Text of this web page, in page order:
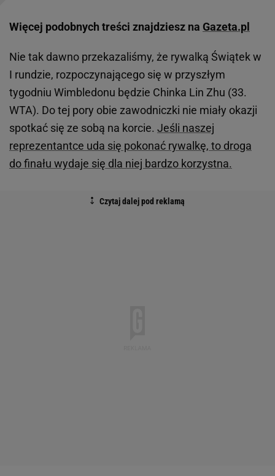
Więcej podobnych treści znajdziesz na Gazeta.pl
Nie tak dawno przekazaliśmy, że rywalką Świątek w
I rundzie, rozpoczynającego się w przyszłym
tygodniu Wimbledonu będzie Chinka Lin Zhu (33.
WTA). Do tej pory obie zawodniczki nie miały okazji
spotkać się ze sobą na korcie. Jeśli naszej
reprezentantce uda się pokonać rywalkę, to droga
do finału wydaje się dla niej bardzo korzystna.